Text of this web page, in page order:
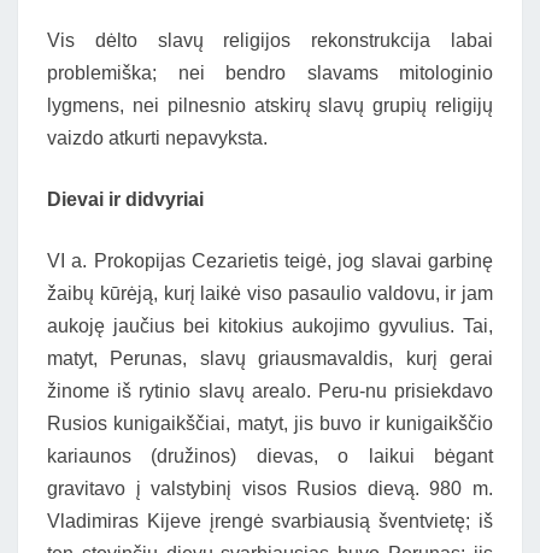
Vis dėlto slavų religijos rekonstrukcija labai
problemiška; nei bendro slavams mitologinio
lygmens, nei pilnesnio atskirų slavų grupių religijų
vaizdo atkurti nepavyksta.
Dievai ir didvyriai
VI a. Prokopijas Cezarietis teigė, jog slavai garbinę
žaibų kūrėją, kurį laikė viso pasaulio valdovu, ir jam
aukoję jaučius bei kitokius aukojimo gyvulius. Tai,
matyt, Perunas, slavų griausmavaldis, kurį gerai
žinome iš rytinio slavų arealo. Peru-nu prisiekdavo
Rusios kunigaikščiai, matyt, jis buvo ir kunigaikščio
kariaunos (družinos) dievas, o laikui bėgant
gravitavo į valstybinį visos Rusios dievą. 980 m.
Vladimiras Kijeve įrengė svarbiausią šventvietę; iš